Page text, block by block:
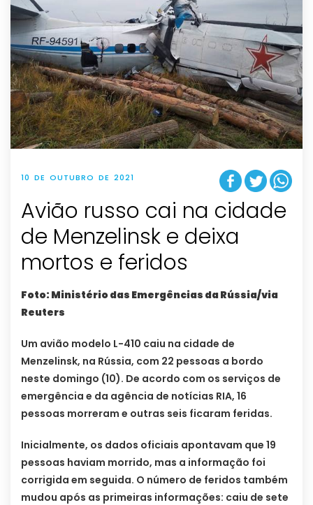
10 DE OUTUBRO DE 2021
Avião russo cai na cidade
de Menzelinsk e deixa
mortos e feridos
Foto: Ministério das Emergências da Rússia/via
Reuters
Um avião modelo L-410 caiu na cidade de
Menzelinsk, na Rússia, com 22 pessoas a bordo
neste domingo (10). De acordo com os serviços de
emergência e da agência de notícias RIA, 16
pessoas morreram e outras seis ficaram feridas.
Inicialmente, os dados oficiais apontavam que 19
pessoas haviam morrido, mas a informação foi
corrigida em seguida. O número de feridos também
mudou após as primeiras informações: caiu de sete